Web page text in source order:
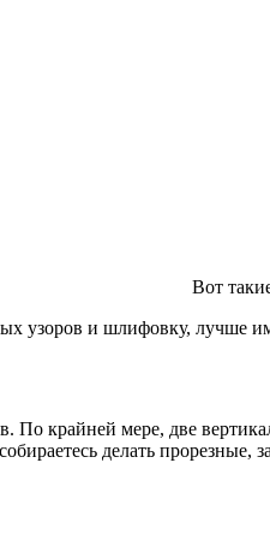
Вот
узоров и шлифовку, лучше
По крайней мере, две
делать